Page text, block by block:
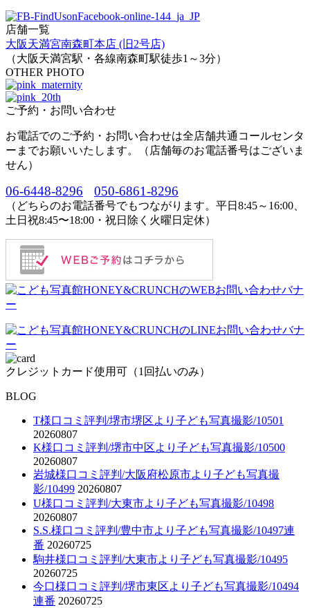
店舗一覧
大阪天満宮南森町本店 (旧2号店)
（大阪天満宮駅・各線南森町駅徒歩1～3分）
OTHER PHOTO
ご予約・お問い合わせ
お電話でのご予約・お問い合わせは全店舗共通コールセンタ
ーまでお願いいたします。（店舗毎のお電話番号はございま
せん）
06-6448-8296 050-6861-8296
（どちらのお電話番号でもつながります。平日8:45～16:00、
土日祝8:45〜18:00・祝日除く火曜日定休）
クレジットカード使用可（1回払いのみ）
BLOG
T様口コミ評判/堺市堺区より子ども写真撮影/10501
20260807
K様口コミ評判/堺市中区より子ども写真撮影/10500
20260807
岩城様口コミ評判/大阪府松原市より子ども写真撮
影/10499 20260807
U様口コミ評判/大東市より子ども写真撮影/10498
20260807
S.S.様口コミ評判/豊中市より子ども写真撮影/10497連
番 20260725
駒井様口コミ評判/大東市より子ども写真撮影/10495
20260725
今口様口コミ評判/堺市東区より子ども写真撮影/10494
連番 20260725